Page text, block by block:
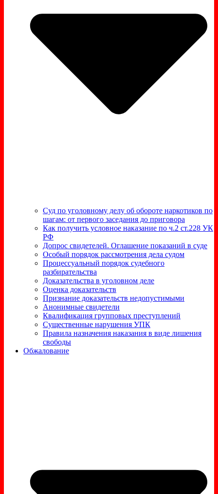
Суд по уголовному делу об обороте наркотиков по
шагам: от первого заседания до приговора
Как получить условное наказание по ч.2 ст.228 УК
РФ
Допрос свидетелей. Оглашение показаний в суде
Особый порядок рассмотрения дела судом
Процессуальный порядок судебного
разбирательства
Доказательства в уголовном деле
Оценка доказательств
Признание доказательств недопустимыми
Анонимные свидетели
Квалификация групповых преступлений
Существенные нарушения УПК
Правила назначения наказания в виде лишения
свободы
Обжалование